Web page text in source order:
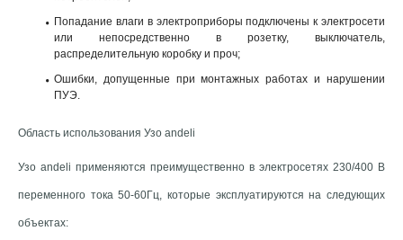
Попадание влаги в электроприборы подключены к электросети
или непосредственно в розетку, выключатель,
распределительную коробку и проч;
Ошибки, допущенные при монтажных работах и нарушении
ПУЭ.
Область использования Узо andeli
Узо andeli применяются преимущественно в электросетях 230/400 В
переменного тока 50-60Гц, которые эксплуатируются на следующих
объектах: